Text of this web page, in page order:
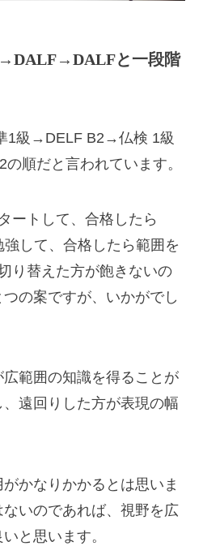
と一段階
1級→DELF B2→仏検 1級
順だと言われています。
ートして、合格したら
して、合格したら範囲を
り替えた方が飽きないの
の案ですが、いかがでし
範囲の知識を得ることが
遠回りした方が表現の幅
かなりかかるとは思いま
いのであれば、視野を広
と思います。